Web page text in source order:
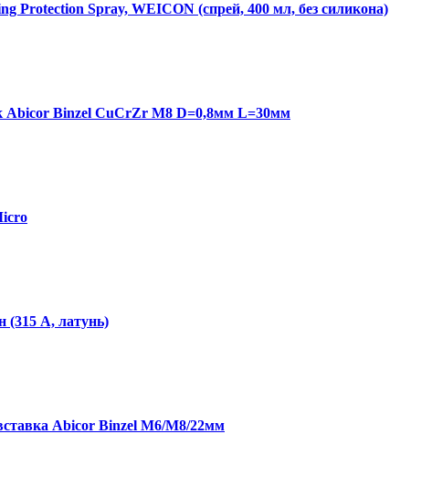
Protection Spray, WEICON (спрей, 400 мл, без силикона)
Abicor Binzel CuCrZr М8 D=0,8мм L=30мм
(315 А, латунь)
Abicor Binzel М6/М8/22мм